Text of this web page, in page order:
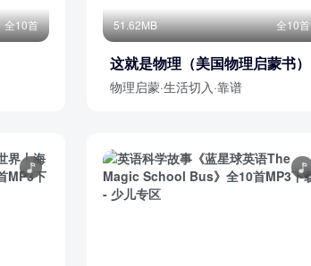
全10首 51.62MB 全10首
这就是物理（美国物理启蒙书）
物理启蒙·生活切入·靠谱